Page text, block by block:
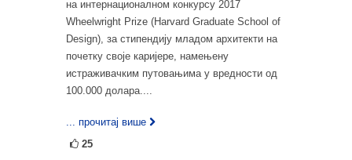
на интернационалном конкурсу 2017
Wheelwright Prize (Harvard Graduate School of
Design), за стипендију младом архитекти на
почетку своје каријере, намењену
истраживачким путовањима у вредности од
100.000 долара....
... прочитај више
25